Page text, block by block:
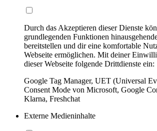
Durch das Akzeptieren dieser Dienste
grundlegenden Funktionen
bereitstellen und dir eine komfortable
Webseite ermöglichen. Mit deiner
dieser Webseite folgende Drittdienste ein:
Google Tag Manager, UET (Universal
Consent Mode von Microsoft, Google
Klarna, Freshchat
Externe Medieninhalte